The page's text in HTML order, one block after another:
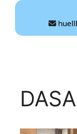
Zum
springen